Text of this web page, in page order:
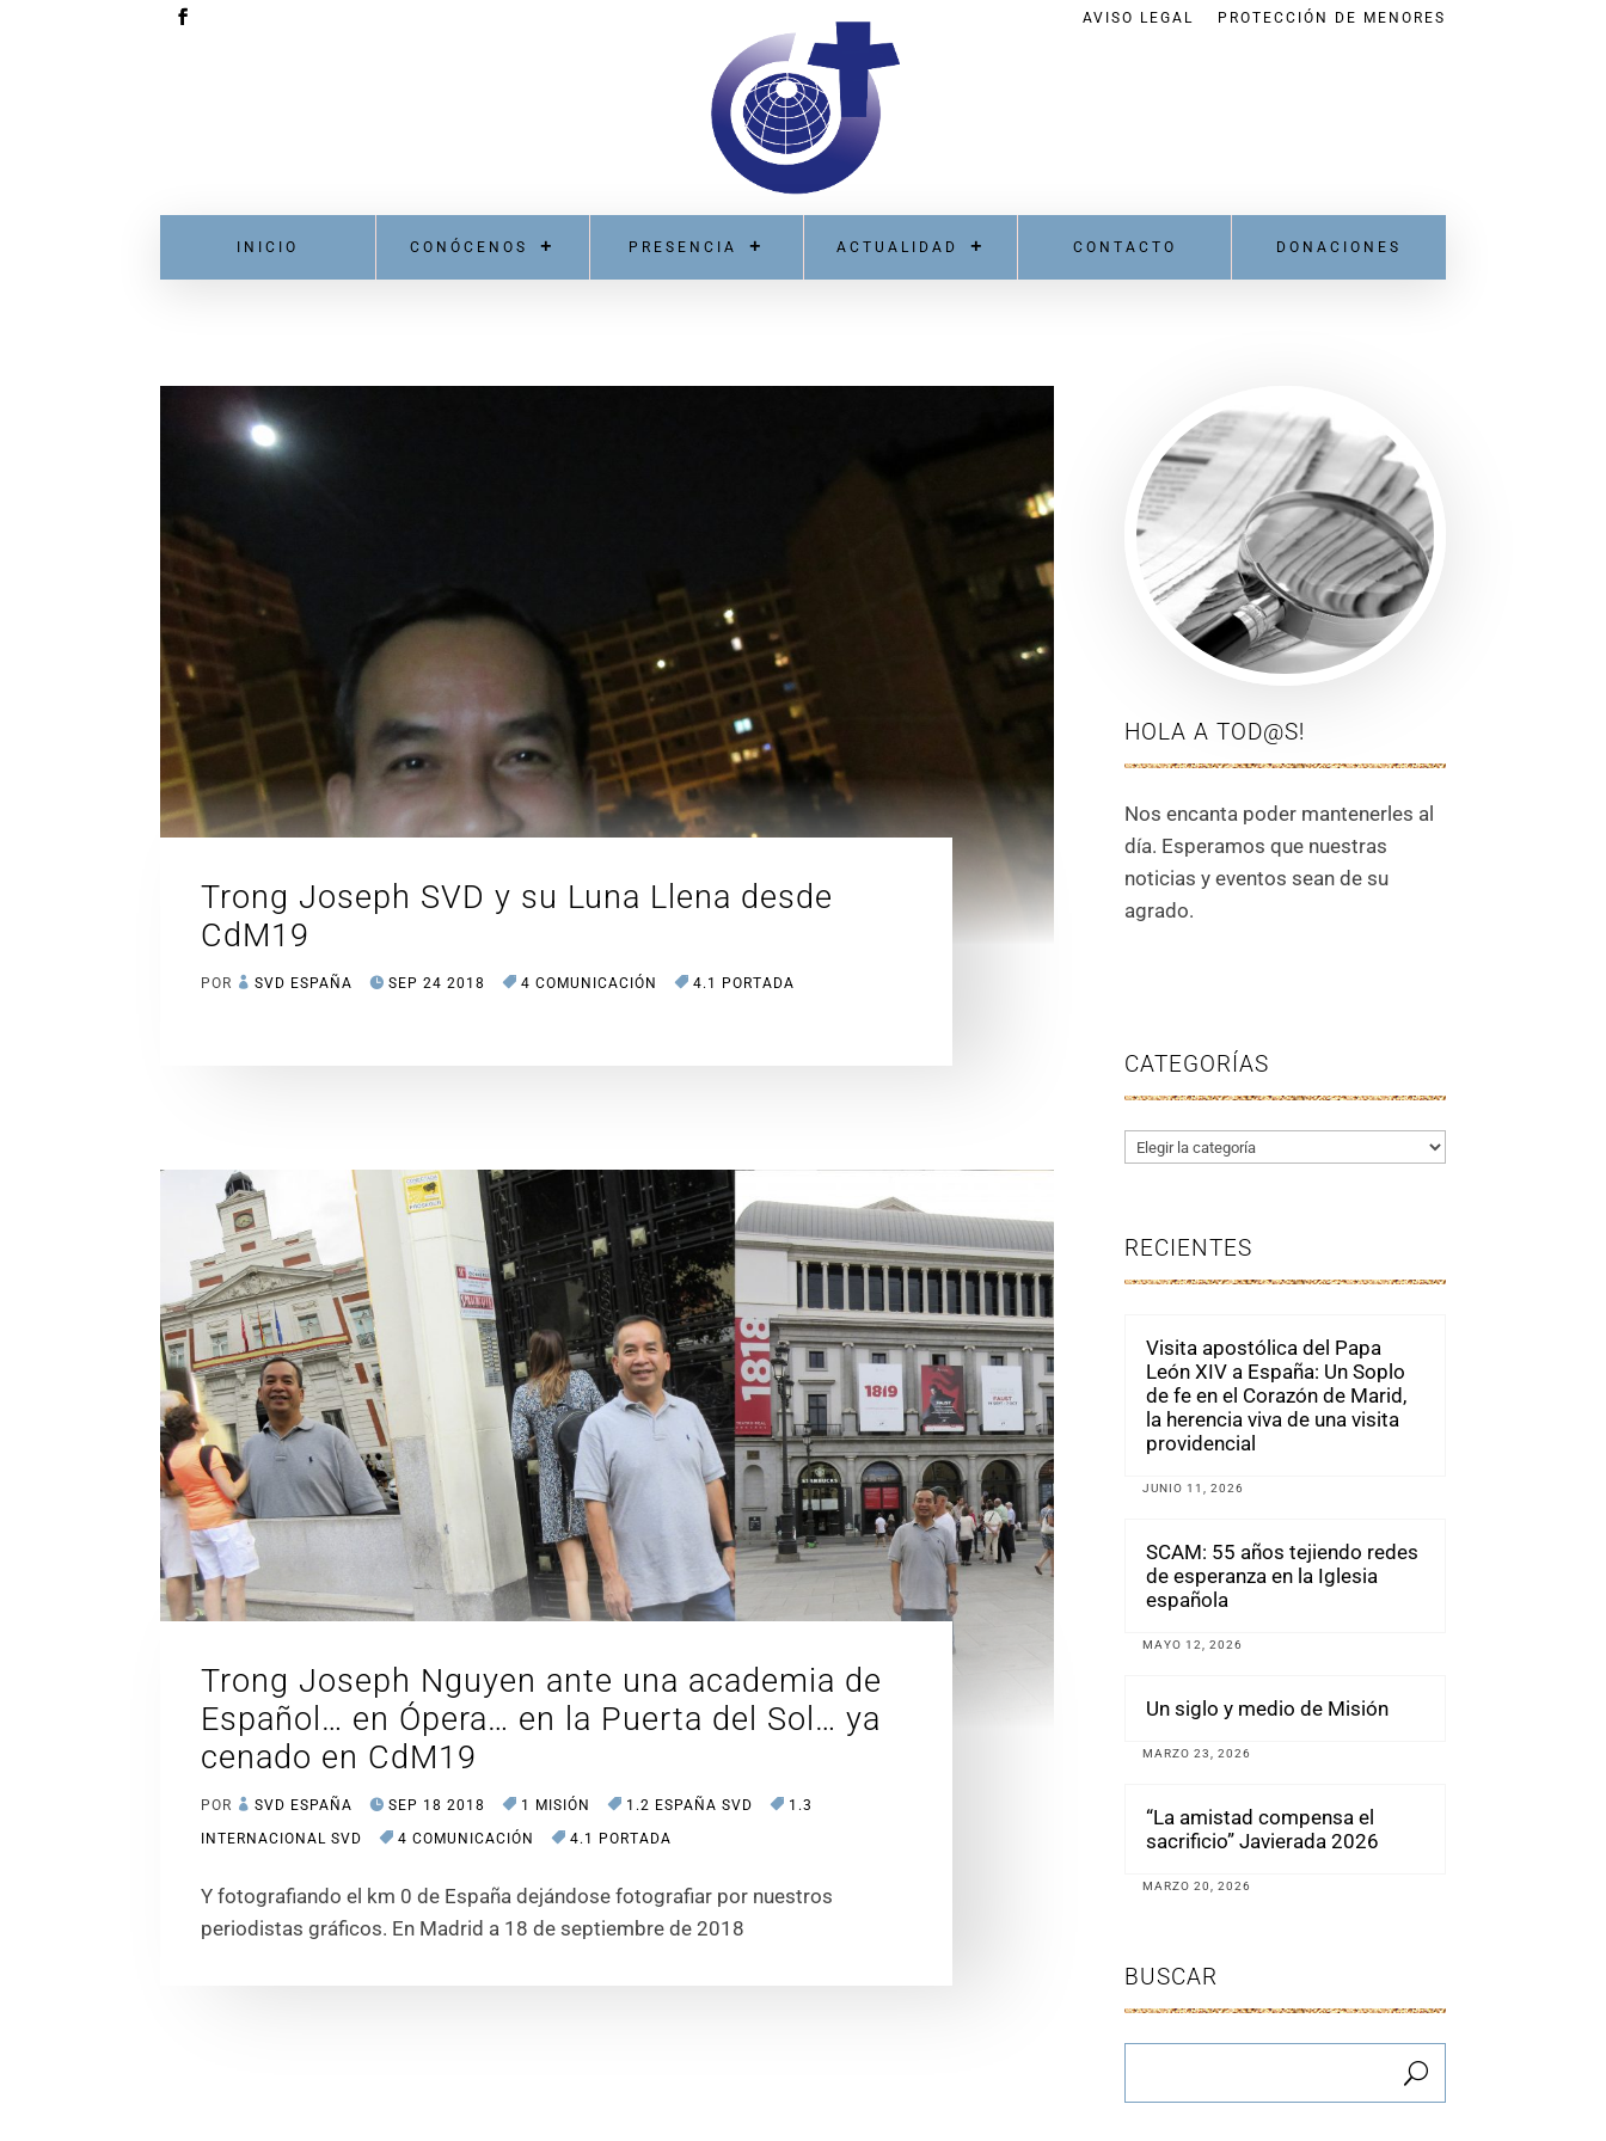
AVISO LEGAL PROTECCIÓN DE MENORES
INICIO CONÓCENOS PRESENCIA ACTUALIDAD CONTACTO DONACIONES
Trong Joseph SVD y su Luna Llena desde
CdM19
POR SVD ESPAÑA SEP 24 2018 4 COMUNICACIÓN 4.1 PORTADA
Trong Joseph Nguyen ante una academia de
Español… en Ópera… en la Puerta del Sol… ya
cenado en CdM19
POR SVD ESPAÑA SEP 18 2018 1 MISIÓN 1.2 ESPAÑA SVD
1.3
INTERNACIONAL SVD
4 COMUNICACIÓN 4.1 PORTADA
Y fotografiando el km 0 de España dejándose fotografiar por nuestros
periodistas gráficos. En Madrid a 18 de septiembre de 2018
HOLA A TOD@S!
Nos encanta poder mantenerles al
día. Esperamos que nuestras
noticias y eventos sean de su
agrado.
CATEGORÍAS
Categorías
RECIENTES
Visita apostólica del Papa
León XIV a España: Un Soplo
de fe en el Corazón de Marid,
la herencia viva de una visita
providencial
JUNIO 11, 2026
SCAM: 55 años tejiendo redes
de esperanza en la Iglesia
española
MAYO 12, 2026
Un siglo y medio de Misión
MARZO 23, 2026
“La amistad compensa el
sacrificio” Javierada 2026
MARZO 20, 2026
BUSCAR